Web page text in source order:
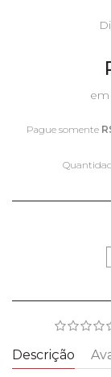
em
Pague somente
Descrição